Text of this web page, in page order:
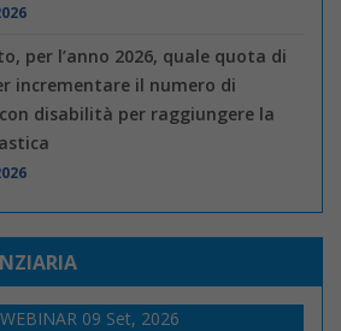
per l’anno 2026, quale quota di
incrementare il numero di
disabilità per raggiungere la
WEBINAR 09 Set, 2026